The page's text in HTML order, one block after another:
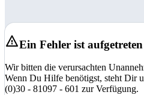
Ein Fehler ist
Wir bitten die verursachten
Wenn Du Hilfe benötigst, steht Dir
(0)30 - 81097 - 601 zur Verfügung.